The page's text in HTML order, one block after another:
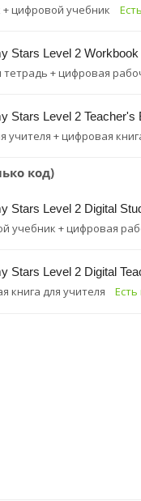
+ цифровой учебник
Stars Level 2
тетрадь + цифровая
Stars Level 2 Teacher's
учителя + цифровая
код)
Stars Level 2 Digital
учебник + цифровая
Stars Level 2 Digital
книга для учителя